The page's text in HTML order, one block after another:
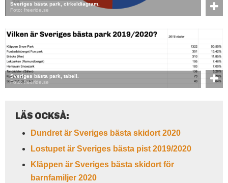
Sveriges bästa park, cirkeldiagram.
Foto: freeride.se
Sveriges bästa park, tabell.
Foto: freeride.se
LÄS OCKSÅ:
Dundret är Sveriges bästa skidort 2020
Lostupet är Sveriges bästa pist 2019/2020
Kläppen är Sveriges bästa skidort för
barnfamiljer 2020